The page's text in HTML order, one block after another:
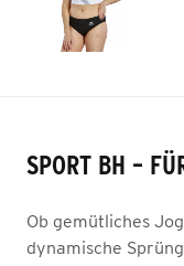
SPORT BH –
Ob gemütliches
dynamische